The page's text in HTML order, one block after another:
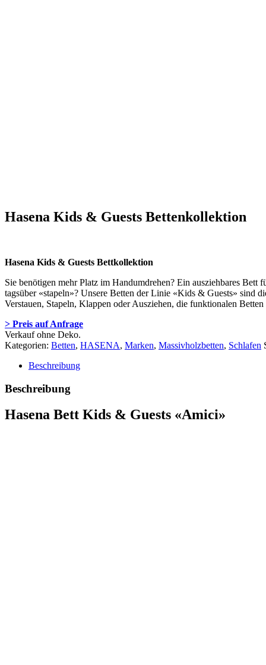
Hasena Kids & Guests Bettenkollektion
Hasena Kids & Guests Bettkollektion
Sie benötigen mehr Platz im Handumdrehen? Ein ausziehbares
tagsüber «stapeln»? Unsere Betten der Linie «Kids & Guests» sind
Verstauen, Stapeln, Klappen oder Ausziehen, die funktionalen
> Preis auf Anfrage
Verkauf ohne Deko.
Kategorien: Betten, HASENA, Marken, Massivholzbetten, Schlafen
Beschreibung
Beschreibung
Hasena Bett Kids & Guests «Amici»